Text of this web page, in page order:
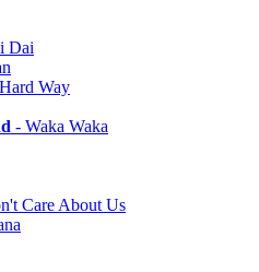
Dai
Way
- Waka Waka
Care About Us